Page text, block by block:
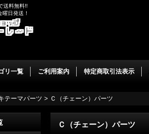
送料無料!!
日発送！
リ一覧 ご利用案内 特定商取引法表示
テーマパーツ > Ｃ（チェーン）パーツ
Ｃ（チェーン）パーツ